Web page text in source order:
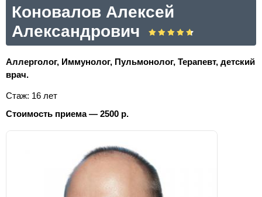
Коновалов Алексей
Александрович
Аллерголог, Иммунолог, Пульмонолог, Терапевт, детский
врач.
Стаж: 16 лет
Стоимость приема — 2500 р.